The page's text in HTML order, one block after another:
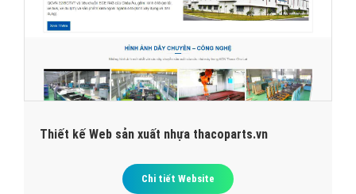
Thiết kế Web sản xuất nhựa thacoparts.vn
Chi tiết Website